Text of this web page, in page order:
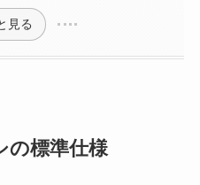
見る
の標準仕様